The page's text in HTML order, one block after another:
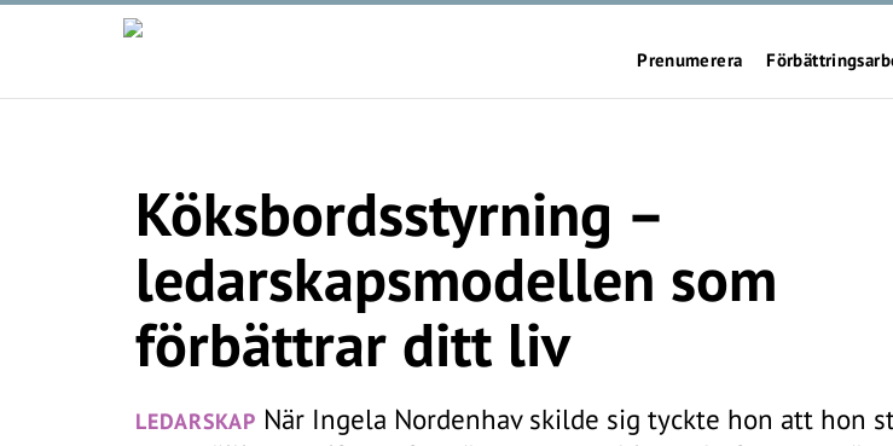
Prenumerera
Köksbordsstyrning –
ledarskapsmodellen som
förbättrar ditt liv
LEDARSKAP När Ingela Nordenhav skilde sig tyckte hon att hon